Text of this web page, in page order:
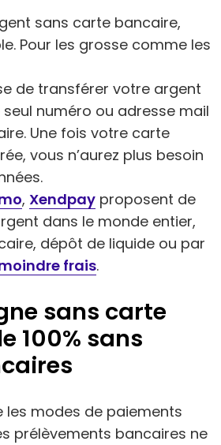
sans carte bancaire,
Pour les grosse comme les
de transférer votre argent
seul numéro ou adresse mail
Une fois votre carte
vous n’aurez plus besoin
, Xendpay proposent de
dans le monde entier,
dépôt de liquide ou par
frais.
sans carte
100% sans
les modes de paiements
prélèvements bancaires ne